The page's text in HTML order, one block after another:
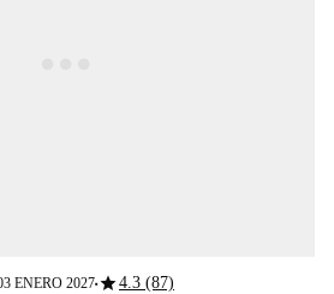
ENERO 2027■star4.3 (87)